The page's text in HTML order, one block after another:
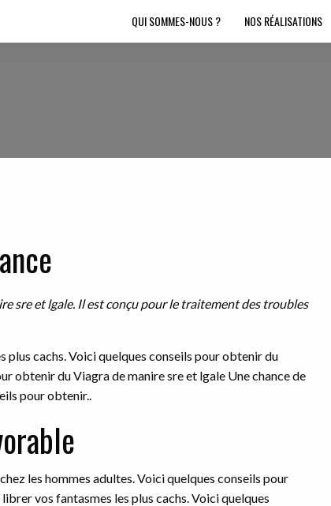
QUI SOMMES-NOUS ? NOS RÉALISATIONS
sre et lgale. Il est conçu pour le traitement des troubles
plus cachs. Voiciquelques conseils pour obtenir du
obtenir du Viagra de manire sre et lgale Une chance de
pour obtenir..
les hommes adultes. Voici quelques conseils pour
vos fantasmes les plus cachs. Voici quelques